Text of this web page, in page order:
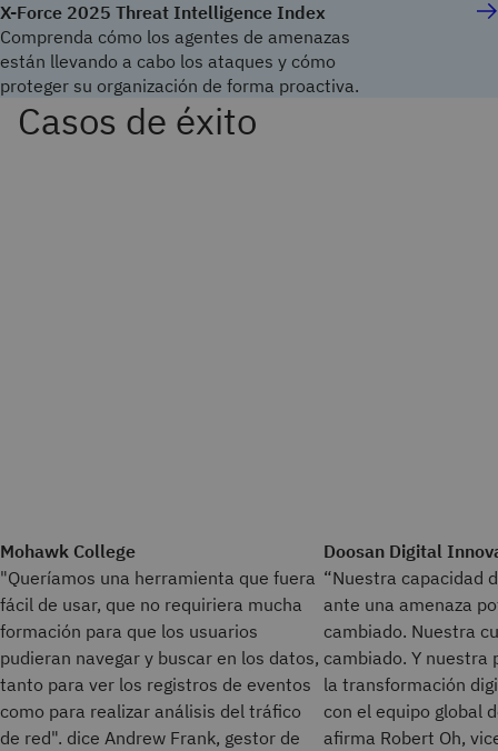
X-Force 2025 Threat Intelligence Index
Comprenda cómo los agentes de amenazas
están llevando a cabo los ataques y cómo
proteger su organización de forma proactiva.
Mohawk College
"Queríamos una herramienta que fuera
fácil de usar, que no requiriera mucha
formación para que los usuarios
pudieran navegar y buscar en los datos,
tanto para ver los registros de eventos
como para realizar análisis del tráfico
de red". dice Andrew Frank, gestor de
Doosan Digital
“Nuestra capacidad
ante una amenaza
cambiado. Nuestra
cambiado. Y nuestra
la transformación
con el equipo global
afirma Robert Oh,